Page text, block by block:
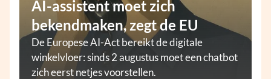
AI-assistent moet zich
bekendmaken, zegt de EU
De Europese AI-Act bereikt de digitale
winkelvloer: sinds 2 augustus moet een chatbot
zich eerst netjes voorstellen.